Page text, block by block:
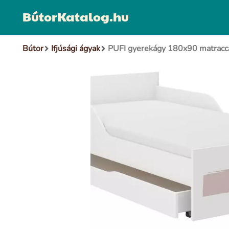
BútorKatalog.hu
Bútor Ifjúsági ágyak PUFI gyerekágy 180x90